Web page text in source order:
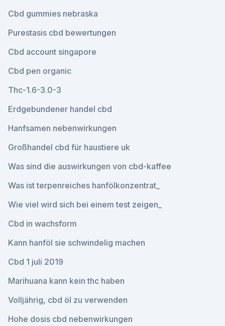
Cbd gummies nebraska
Purestasis cbd bewertungen
Cbd account singapore
Cbd pen organic
Thc-1.6-3.0-3
Erdgebundener handel cbd
Hanfsamen nebenwirkungen
Großhandel cbd für haustiere uk
Was sind die auswirkungen von cbd-kaffee
Was ist terpenreiches hanfölkonzentrat_
Wie viel wird sich bei einem test zeigen_
Cbd in wachsform
Kann hanföl sie schwindelig machen
Cbd 1 juli 2019
Marihuana kann kein thc haben
Volljährig, cbd öl zu verwenden
Hohe dosis cbd nebenwirkungen